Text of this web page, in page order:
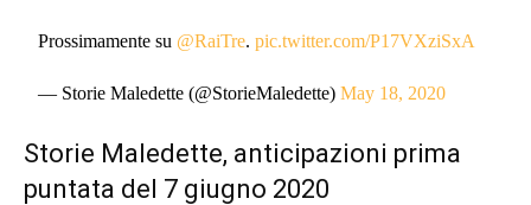
Prossimamente su @RaiTre.pic.twitter.com/P17VXziSxA
— Storie Maledette (@StorieMaledette)May 18, 2020
Storie Maledette, anticipazioni prima
puntata del 7 giugno 2020